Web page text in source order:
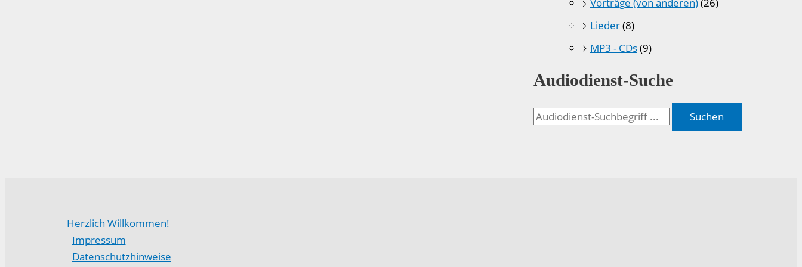
Vorträge (von anderen)(26)
Lieder(8)
MP3 - CDs(9)
Audiodienst-Suche
Suchen
Herzlich Willkommen!
Impressum
Datenschutzhinweise